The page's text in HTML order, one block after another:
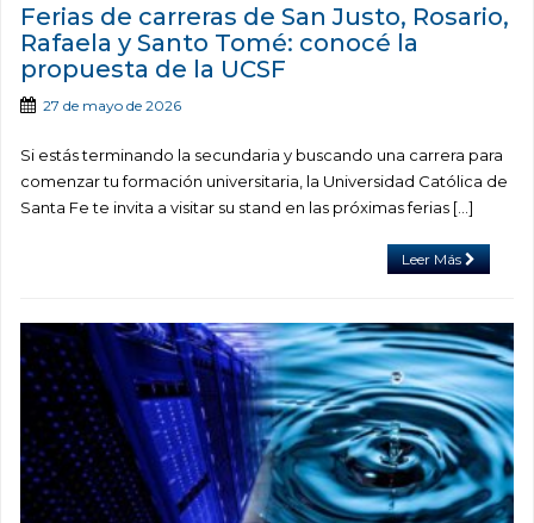
Ferias de carreras de San Justo, Rosario,
Rafaela y Santo Tomé: conocé la
propuesta de la UCSF
27 de mayo de 2026
Si estás terminando la secundaria y buscando una carrera para
comenzar tu formación universitaria, la Universidad Católica de
Santa Fe te invita a visitar su stand en las próximas ferias […]
Leer Más